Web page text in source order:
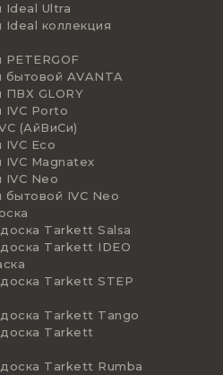
Ideal Ultra
Ideal коллекция
бытовой AVANTA
ПВХ GLORY
IVC Porto
(АйВиСи)
IVC Eco
IVC Magnatex
IVC Neo
бытовой IVC Neo
Tarkett Salsa
Tarkett IDEO
Tarkett STEP
Tarkett Tango
Tarkett
Tarkett Rumba